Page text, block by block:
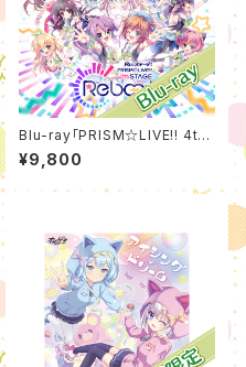
Blu-ray「PRISM☆LIVE!! 4th
STAGE ~Reboot~」
¥9,800